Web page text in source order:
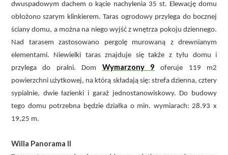
dwuspadowym dachem o kącie nachylenia 35 st. Elewację domu
obłożono szarym klinkierem. Taras ogrodowy przylega do bocznej
ściany domu, a można na niego wyjść z wnętrza pokoju dziennego.
Nad tarasem zastosowano pergolę murowaną z drewnianym
elementami. Niewielki taras znajduje się także z tyłu domu i
przylega do pralni. Dom Wymarzony 9
oferuje 119 m2
powierzchni użytkowej, na którą składają się: strefa dzienna, cztery
sypialnie, dwie łazienki i garaż jednostanowiskowy. Do budowy
tego domu potrzebna będzie działka o min. wymiarach: 28.93 x
19,25 m.
Willa Panorama II